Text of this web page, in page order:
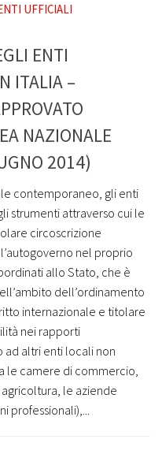
UFFICIALI
ENTI
ITALIA –
NAZIONALE
2014)
contemporaneo, gli enti
strumenti attraverso cui le
circoscrizione
nel proprio
allo Stato, che è
dell’ordinamento
internazionale e titolare
nei rapporti
ad altri enti locali non
le camere di commercio,
le aziende
professionali),...